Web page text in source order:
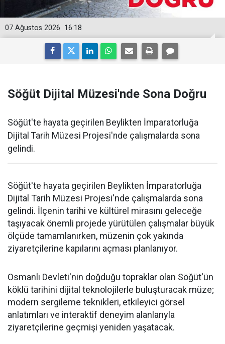
16:18
07 Ağustos 2026
Söğüt Dijital Müzesi'nde Sona Doğru
Söğüt'te hayata geçirilen Beylikten İmparatorluğa
Dijital Tarih Müzesi Projesi'nde çalışmalarda sona
gelindi.
Söğüt'te hayata geçirilen Beylikten İmparatorluğa
Dijital Tarih Müzesi Projesi'nde çalışmalarda sona
gelindi. İlçenin tarihi ve kültürel mirasını geleceğe
taşıyacak önemli projede yürütülen çalışmalar büyük
ölçüde tamamlanırken, müzenin çok yakında
ziyaretçilerine kapılarını açması planlanıyor.
Osmanlı Devleti'nin doğduğu topraklar olan Söğüt'ün
köklü tarihini dijital teknolojilerle buluşturacak müze;
modern sergileme teknikleri, etkileyici görsel
anlatımları ve interaktif deneyim alanlarıyla
ziyaretçilerine geçmişi yeniden yaşatacak.